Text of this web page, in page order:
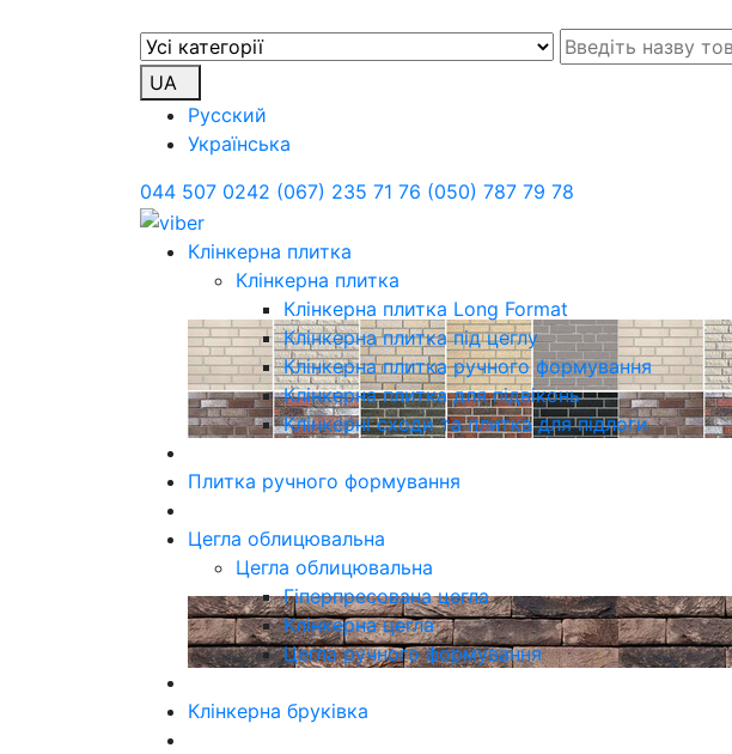
UA
Русский
Українська
044 507 0242 (067) 235 71 76 (050) 787 79 78
Клінкерна плитка
Клінкерна плитка
Клінкерна плитка Long Format
Клінкерна плитка під цеглу
Клінкерна плитка ручного формування
Клінкерна плитка для підвіконь
Клінкерні сходи та плитка для підлоги
Плитка ручного формування
Цегла облицювальна
Цегла облицювальна
Гіперпресована цегла
Клінкерна цегла
Цегла ручного формування
Клінкерна бруківка